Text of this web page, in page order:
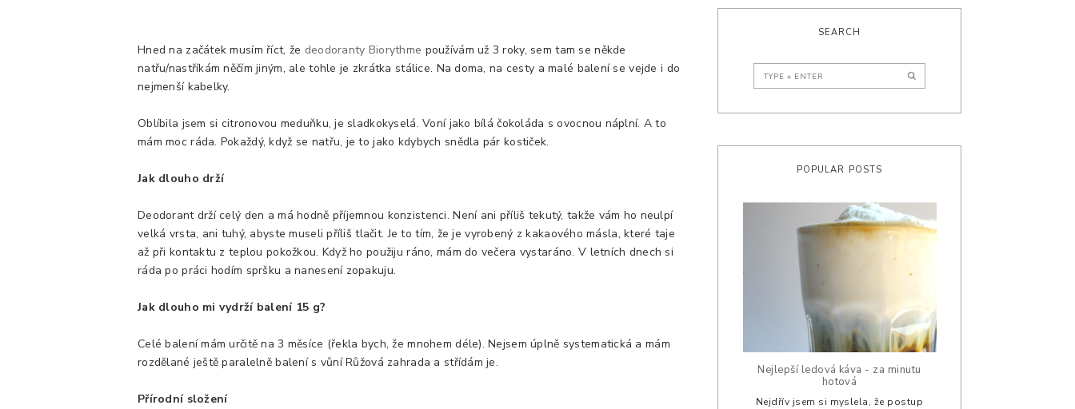
Hned na začátek musím říct, že deodoranty Biorythme používám už 3 roky, sem tam se někde
natřu/nastříkám něčím jiným, ale tohle je zkrátka stálice. Na doma, na cesty a malé balení se vejde i do
nejmenší kabelky.
Oblíbila jsem si citronovou meduňku, je sladkokyselá. Voní jako bílá čokoláda s ovocnou náplní. A to
mám moc ráda. Pokaždý, když se natřu, je to jako kdybych snědla pár kostiček.
Jak dlouho drží
Deodorant drží celý den a má hodně příjemnou konzistenci. Není ani příliš tekutý, takže vám ho neulpí
velká vrsta, ani tuhý, abyste museli příliš tlačit. Je to tím, že je vyrobený z kakaového másla, které taje
až při kontaktu z teplou pokožkou. Když ho použiju ráno, mám do večera vystaráno. V letních dnech si
ráda po práci hodím spršku a nanesení zopakuju.
Jak dlouho mi vydrží balení 15 g?
Celé balení mám určitě na 3 měsíce (řekla bych, že mnohem déle). Nejsem úplně systematická a mám
rozdělané ještě paralelně balení s vůní Růžová zahrada a střídám je.
Přírodní složení
SEARCH
POPULAR POSTS
Nejlepší ledová káva - za minutu
hotová
Nejdřív jsem si myslela, že postup